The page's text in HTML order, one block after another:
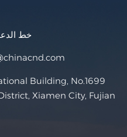
خط
Xiamen City, Fujian